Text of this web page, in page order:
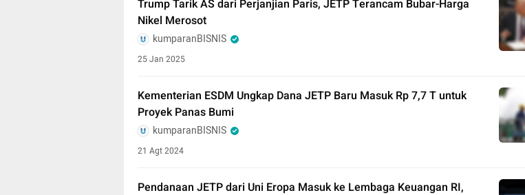
Trump Tarik AS dari Perjanjian Paris, JETP Terancam Bubar-Harga
Nikel Merosot
kumparanBISNIS
25 Jan 2025
Kementerian ESDM Ungkap Dana JETP Baru Masuk Rp 7,7 T untuk
Proyek Panas Bumi
kumparanBISNIS
21 Agt 2024
Pendanaan JETP dari Uni Eropa Masuk ke Lembaga Keuangan RI,